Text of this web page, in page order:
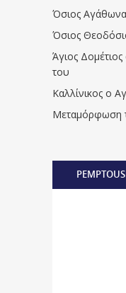
Όσιος
Όσιος
Άγιος
του
Καλλίνικος ο
Μεταμόρφωση